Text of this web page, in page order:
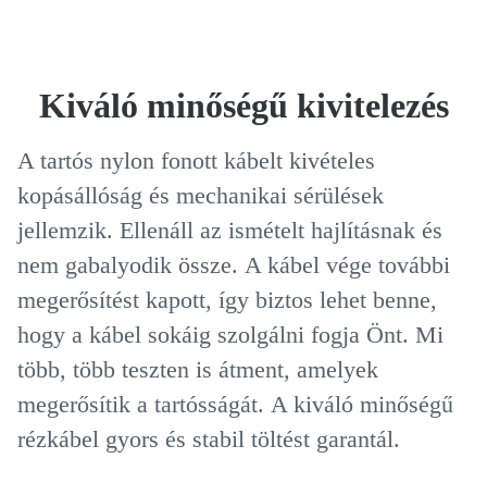
Kiváló minőségű kivitelezés
A tartós nylon fonott kábelt kivételes
kopásállóság és mechanikai sérülések
jellemzik. Ellenáll az ismételt hajlításnak és
nem gabalyodik össze. A kábel vége további
megerősítést kapott, így biztos lehet benne,
hogy a kábel sokáig szolgálni fogja Önt. Mi
több, több teszten is átment, amelyek
megerősítik a tartósságát. A kiváló minőségű
rézkábel gyors és stabil töltést garantál.